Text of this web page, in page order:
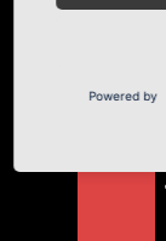
Powered by